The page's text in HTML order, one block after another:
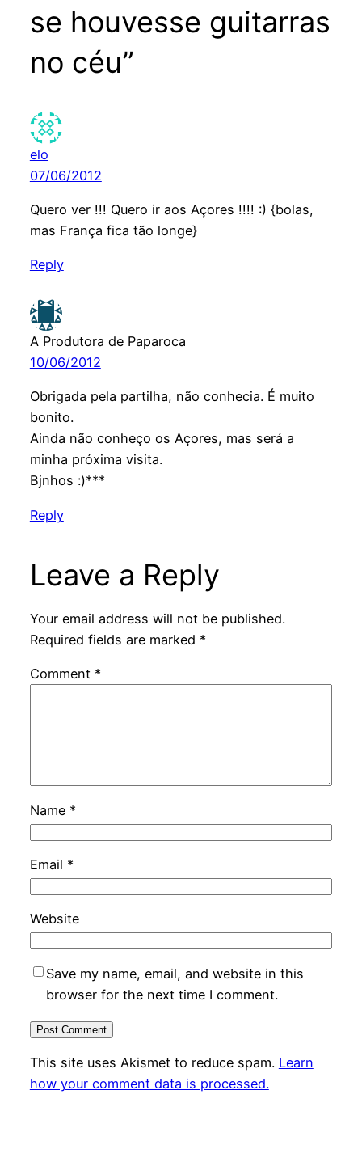
se houvesse guitarras
no céu”
elo
07/06/2012
Quero ver !!! Quero ir aos Açores !!!! :) {bolas,
mas França fica tão longe}
Reply
A Produtora de Paparoca
10/06/2012
Obrigada pela partilha, não conhecia. É muito
bonito.
Ainda não conheço os Açores, mas será a
minha próxima visita.
Bjnhos :)***
Reply
Leave a Reply
Your email address will not be published.
Required fields are marked *
Comment *
Name *
Email *
Website
Save my name, email, and website in this
browser for the next time I comment.
This site uses Akismet to reduce spam. Learn
how your comment data is processed.